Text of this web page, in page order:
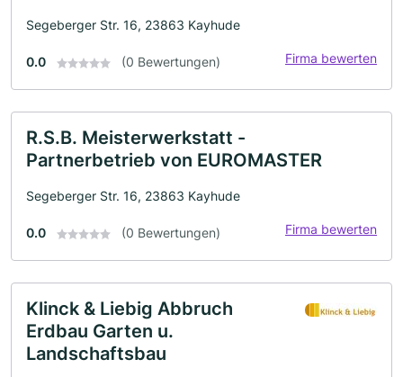
Segeberger Str. 16, 23863 Kayhude
0.0 (0 Bewertungen) Firma bewerten
R.S.B. Meisterwerkstatt -
Partnerbetrieb von EUROMASTER
Segeberger Str. 16, 23863 Kayhude
0.0 (0 Bewertungen) Firma bewerten
Klinck & Liebig Abbruch
Erdbau Garten u.
Landschaftsbau